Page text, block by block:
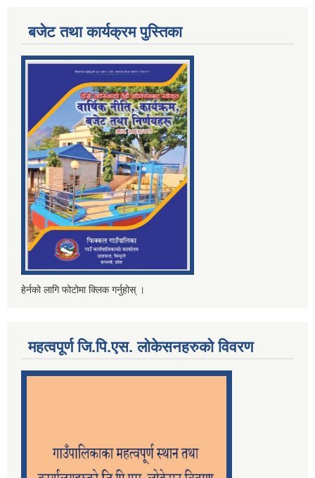
बजेट तथा कार्यक्रम पुस्तिका
हेर्नको लागि फोटोमा क्लिक गर्नुहोस् ।
महत्वपूर्ण जि.पि.एस. लोकेसनहरुको विवरण